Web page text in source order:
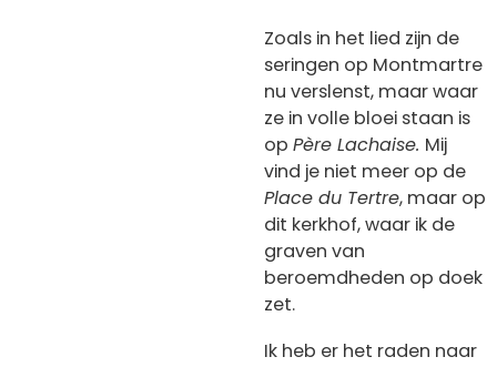
Zoals in het lied zijn de
seringen op Montmartre
nu verslenst, maar waar
ze in volle bloei staan is
op Père Lachaise. Mij
vind je niet meer op de
Place du Tertre, maar op
dit kerkhof, waar ik de
graven van
beroemdheden op doek
zet.
Ik heb er het raden naar